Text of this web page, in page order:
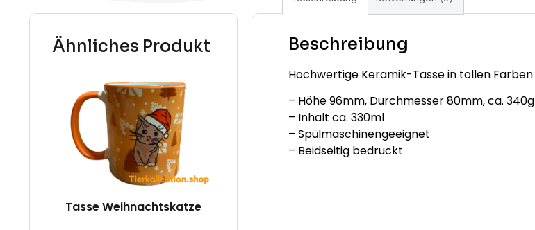
Ähnliches Produkt
Tasse Weihnachtskatze
Beschreibung
Hochwertige Keramik-Tasse in tollen Farben
– Höhe 96mm, Durchmesser 80mm, ca. 340g
– Inhalt ca. 330ml
– Spülmaschinengeeignet
– Beidseitig bedruckt